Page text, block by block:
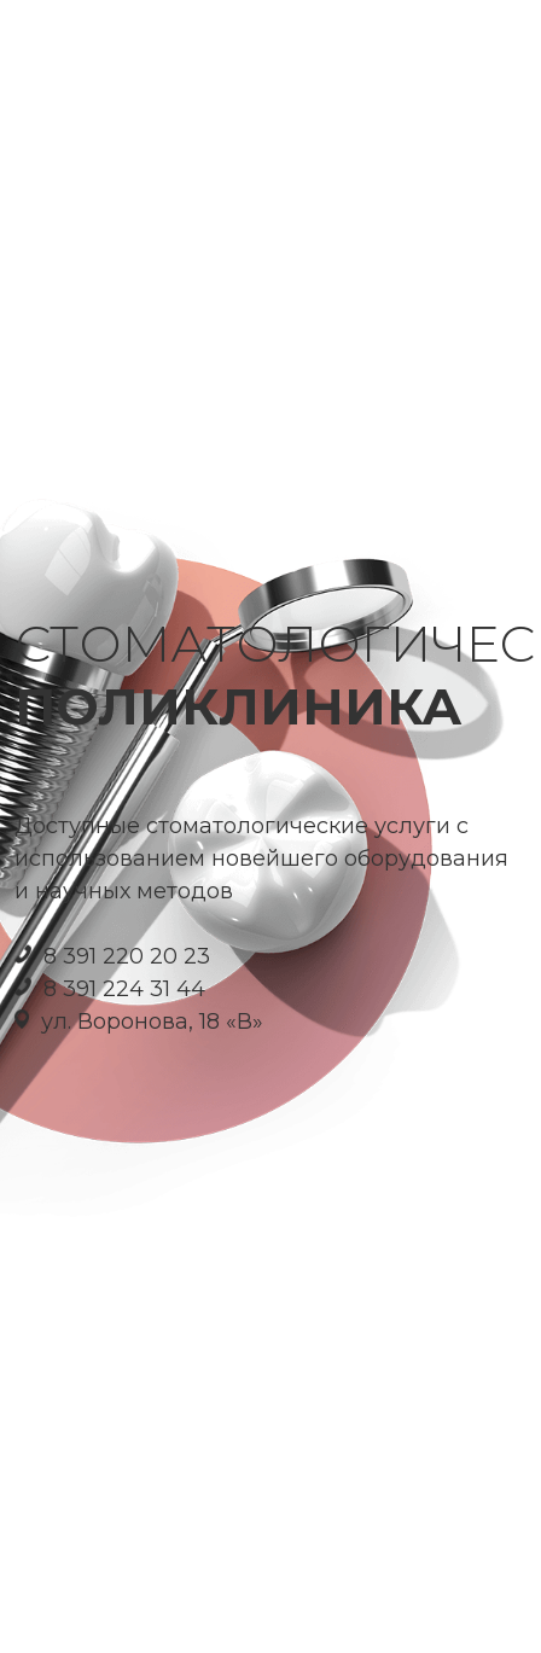
ПОЛИКЛИНИКА
Доступные стоматологические услуги с
использованием новейшего оборудования
и научных методов
8 391 220 20 23
8 391 224 31 44
ул. Воронова, 18 «В»